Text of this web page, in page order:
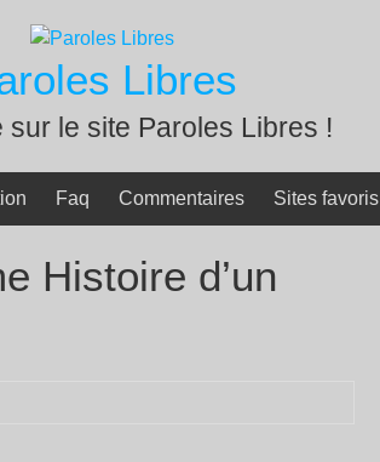
Libres
sur le site Paroles Libres !
Faq Commentaires Sites favoris
Histoire d’un